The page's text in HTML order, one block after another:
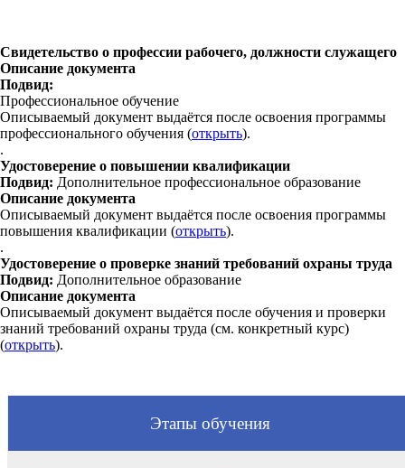
Свидетельство о профессии рабочего, должности служащего
Описание документа
Подвид:
Профессиональное обучение
Описываемый документ выдаётся после освоения программы
профессионального обучения (открыть).
.
Удостоверение о повышении квалификации
Подвид: Дополнительное профессиональное образование
Описание документа
Описываемый документ выдаётся после освоения программы
повышения квалификации (открыть).
.
Удостоверение о проверке знаний требований охраны труда
Подвид: Дополнительное образование
Описание документа
Описываемый документ выдаётся после обучения и проверки
знаний требований охраны труда (см. конкретный курс)
(открыть).
Этапы обучения